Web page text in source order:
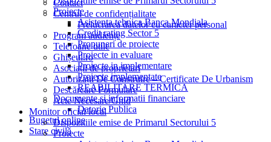
Proiecte
Asistenta tehnica Banca Mondiala
Credit rating Sector 5
Propuneri de proiecte
Proiecte in evaluare
Proiecte in implementare
Proiecte implementate
REABILITARE TERMICA
Documente si informatii financiare
Datorie Publica
Bugetul online
Stare civilă
Contact
Centrul de confidențialitate
Prelucrarea datelor cu caracter personal
Program audiențe
Telefoane utile
Ghișeul.ro
Asociații de proprietari
Autorizații De Construire – Certificate De Urbanism
Descărcare Formulare
Acte Necesare/Ghid
Monitor oficial local
Dispozitiile emise de Primarul Sectorului 5
Proiecte